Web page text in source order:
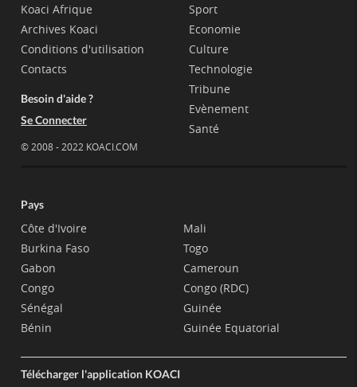
Koaci Afrique
Archives Koaci
Conditions d'utilisation
Contacts
Besoin d'aide ?
Se Connecter
© 2008 - 2022 KOACI.COM
Sport
Economie
Culture
Technologie
Tribune
Evènement
Santé
Pays
Côte d'Ivoire
Burkina Faso
Gabon
Congo
Sénégal
Bénin
Mali
Togo
Cameroun
Congo (RDC)
Guinée
Guinée Equatorial
Télécharger l'application KOACI